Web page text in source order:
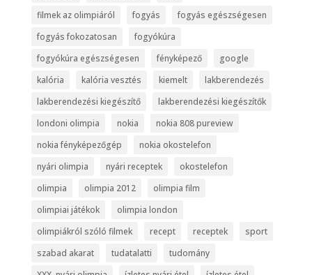
filmek az olimpiáról
fogyás
fogyás egészségesen
fogyás fokozatosan
fogyókúra
fogyókúra egészségesen
fényképező
google
kalória
kalória vesztés kiemelt
lakberendezés
lakberendezési kiegészítő
lakberendezési kiegészítők
londoni olimpia
nokia
nokia 808 pureview
nokia fényképezőgép
nokia okostelefon
nyári olimpia
nyári receptek
okostelefon
olimpia
olimpia 2012
olimpia film
olimpiai játékok
olimpia london
olimpiákról szóló filmek
recept receptek
sport
szabad akarat
tudatalatti
tudomány